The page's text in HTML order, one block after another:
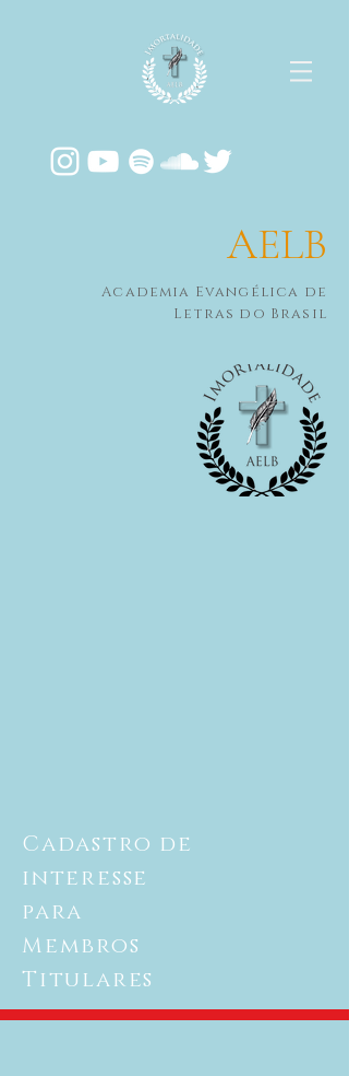
AELB
Academia Evangélica de
Letras do Brasil
Cadastro de
interesse
para
Membros
Titulares